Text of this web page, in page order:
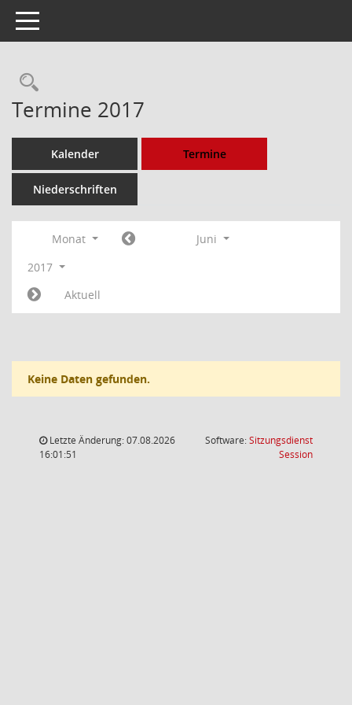
Toggle navigation
Rechercheauswahl
Termine 2017
Kalender Termine
Niederschriften
Monat
Juni
2017
Aktuell
Keine Daten gefunden.
Letzte Änderung: 07.08.2026
16:01:51
Software:Sitzungsdienst
Session(Wird in